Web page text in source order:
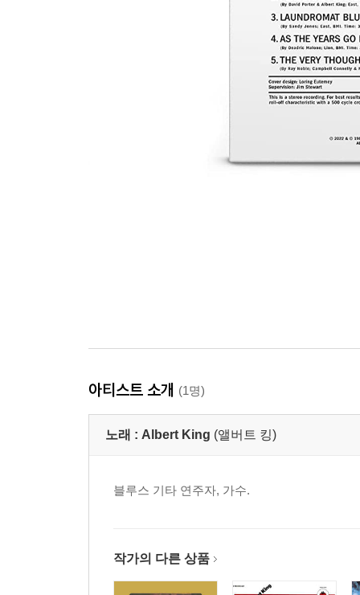
아티스트 소개 (1명)
노래 : Albert King (앨버트 킹)
블루스 기타 연주자, 가수.
작가의 다른 상품